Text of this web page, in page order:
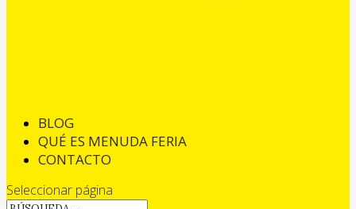
BLOG
QUÉ ES MENUDA FERIA
CONTACTO
Seleccionar página